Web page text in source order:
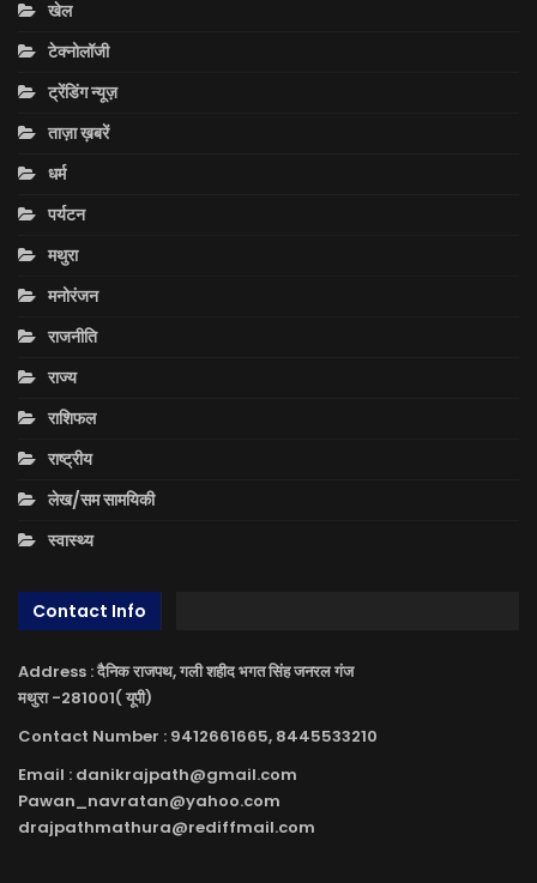
खेल
टेक्नोलॉजी
ट्रेंडिंग न्यूज़
ताज़ा ख़बरें
धर्म
पर्यटन
मथुरा
मनोरंजन
राजनीति
राज्य
राशिफल
राष्ट्रीय
लेख/सम सामयिकी
स्वास्थ्य
Contact Info
Address : दैनिक राजपथ, गली शहीद भगत सिंह जनरल गंज
मथुरा -281001( यूपी)
Contact Number : 9412661665, 8445533210
Email : danikrajpath@gmail.com
Pawan_navratan@yahoo.com
drajpathmathura@rediffmail.com